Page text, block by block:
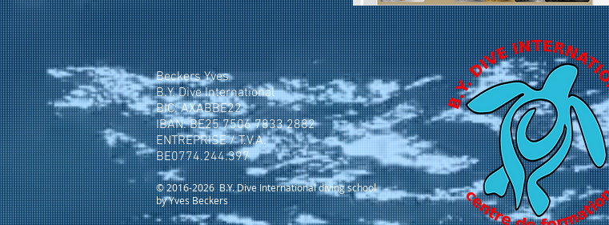
Beckers Yves
B.Y. Dive International
BIC: AXABBE22
IBAN: BE25 7506 7833 2882
ENTREPRISE / T.V.A.
BE0774.244.397
© 2016-2026B.Y. Dive International diving school
by Yves Beckers